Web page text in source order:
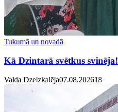
Tukumā un novadā
Kā Dzintarā svētkus svinēja!
Valda Dzelzkalēja07.08.202618